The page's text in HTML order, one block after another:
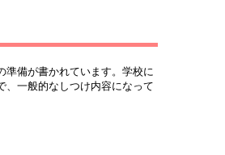
準備が書かれています。学校に
、一般的なしつけ内容になって